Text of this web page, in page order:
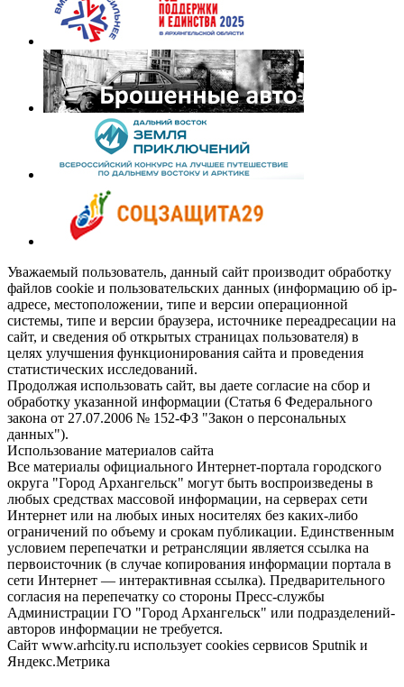
Уважаемый пользователь, данный сайт производит обработку
файлов cookie и пользовательских данных (информацию об ip-
адресе, местоположении, типе и версии операционной
системы, типе и версии браузера, источнике переадресации на
сайт, и сведения об открытых страницах пользователя) в
целях улучшения функционирования сайта и проведения
статистических исследований.
Продолжая использовать сайт, вы даете согласие на сбор и
обработку указанной информации (Статья 6 Федерального
закона от 27.07.2006 № 152-ФЗ "Закон о персональных
данных").
Использование материалов сайта
Все материалы официального Интернет-портала городского
округа "Город Архангельск" могут быть воспроизведены в
любых средствах массовой информации, на серверах сети
Интернет или на любых иных носителях без каких-либо
ограничений по объему и срокам публикации. Единственным
условием перепечатки и ретрансляции является ссылка на
первоисточник (в случае копирования информации портала в
сети Интернет — интерактивная ссылка). Предварительного
согласия на перепечатку со стороны Пресс-службы
Администрации ГО "Город Архангельск" или подразделений-
авторов информации не требуется.
Сайт www.arhcity.ru использует cookies сервисов Sputnik и
Яндекс.Метрика